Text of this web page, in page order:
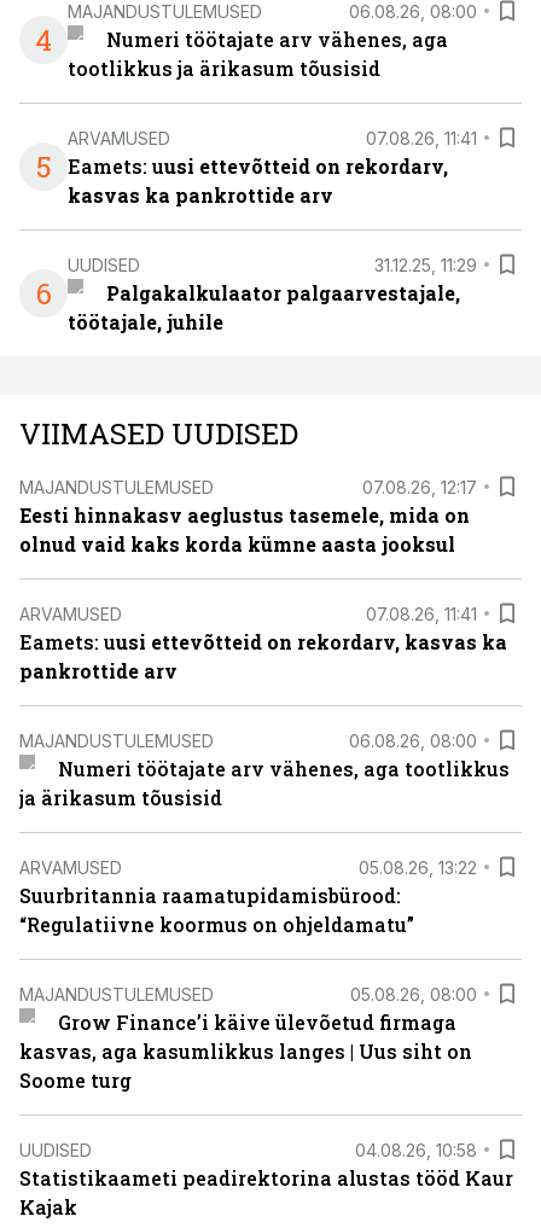
4
MAJANDUSTULEMUSED 06.08.26, 08:00
Numeri töötajate arv vähenes, aga
tootlikkus ja ärikasum tõusisid
5
ARVAMUSED 07.08.26, 11:41
Eamets: uusi ettevõtteid on rekordarv,
kasvas ka pankrottide arv
6
UUDISED 31.12.25, 11:29
Palgakalkulaator palgaarvestajale,
töötajale, juhile
VIIMASED UUDISED
MAJANDUSTULEMUSED 07.08.26, 12:17
Eesti hinnakasv aeglustus tasemele, mida on
olnud vaid kaks korda kümne aasta jooksul
ARVAMUSED 07.08.26, 11:41
Eamets: uusi ettevõtteid on rekordarv, kasvas ka
pankrottide arv
MAJANDUSTULEMUSED 06.08.26, 08:00
Numeri töötajate arv vähenes, aga tootlikkus
ja ärikasum tõusisid
ARVAMUSED 05.08.26, 13:22
Suurbritannia raamatupidamisbürood:
“Regulatiivne koormus on ohjeldamatu”
MAJANDUSTULEMUSED 05.08.26, 08:00
Grow Finance’i käive ülevõetud firmaga
kasvas, aga kasumlikkus langes | Uus siht on
Soome turg
UUDISED 04.08.26, 10:58
Statistikaameti peadirektorina alustas tööd Kaur
Kajak